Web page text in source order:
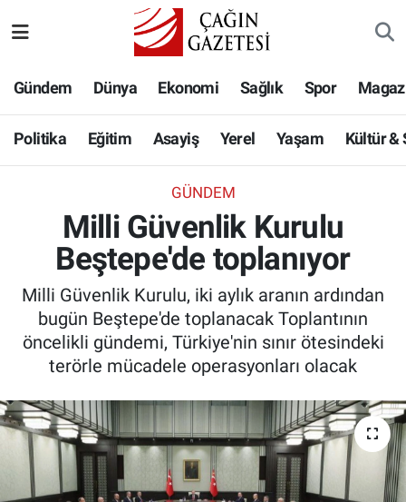
Gündem Dünya Ekonomi Sağlık Spor
Politika Eğitim Asayiş Yerel Yaşam Kültür &
GÜNDEM
Milli Güvenlik Kurulu
Beştepe'de toplanıyor
Milli Güvenlik Kurulu, iki aylık aranın ardından
bugün Beştepe'de toplanacak Toplantının
öncelikli gündemi, Türkiye'nin sınır ötesindeki
terörle mücadele operasyonları olacak
Eğitim
Asayiş
Yaşam
Kültür & Sanat
Bilim-Teknoloji
Röportaj
Video Galeri
Hava Durumu
Namaz Vakitleri
Süper Lig Puan Durumu ve Fikstür
Tüm Manşetler
Son Dakika Haberleri